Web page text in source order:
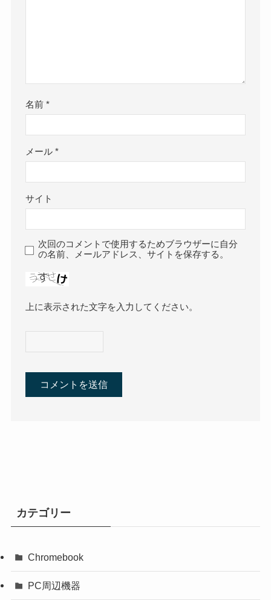
名前*
メール*
サイト
次回のコメントで使用するためブラウザーに自分
の名前、メールアドレス、サイトを保存する。
上に表示された文字を入力してください。
カテゴリー
Chromebook
PC周辺機器